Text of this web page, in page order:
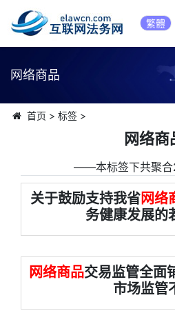
繁體
网络商品
首页 > 标签>
网络商
――本标签下共聚
关于鼓励支持我省网络
务健康发展的
网络商品交易监管全面
市场监管